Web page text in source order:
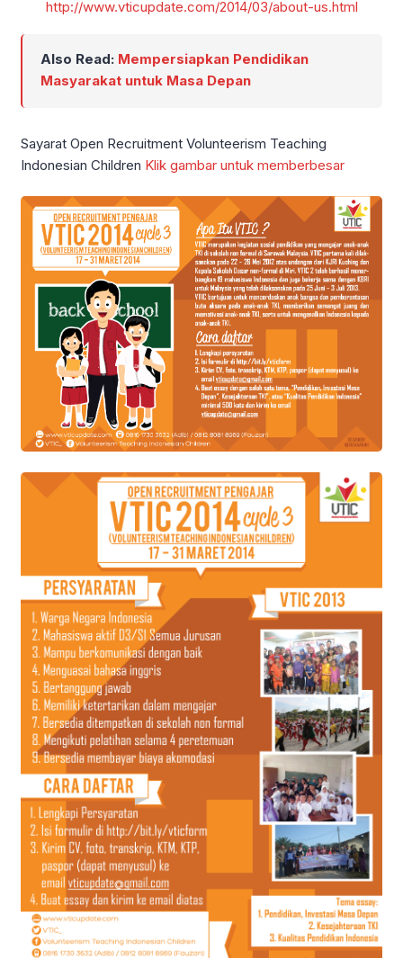
http://www.vticupdate.com/2014/03/about-us.html
Also Read: Mempersiapkan Pendidikan
Masyarakat untuk Masa Depan
Sayarat Open Recruitment Volunteerism Teaching
Indonesian Children Klik gambar untuk memberbesar